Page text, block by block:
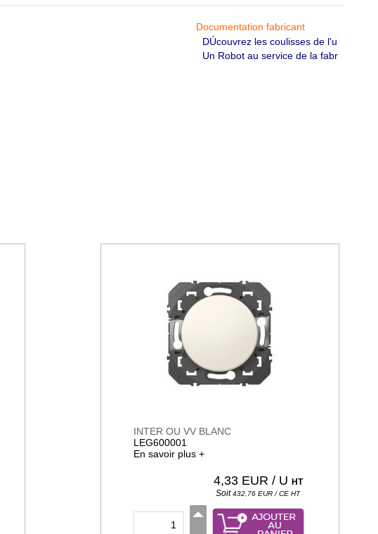
Documentation fabricant
DÚcouvrez les coulisses de l'u
Un Robot au service de la fabr
INTER OU VV BLANC
LEG600001
En savoir plus +
4,33 EUR / U HT
Soit432,76EUR / CE HT